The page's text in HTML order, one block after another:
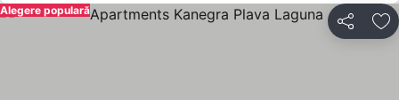
Distribuiți
Alegere populară